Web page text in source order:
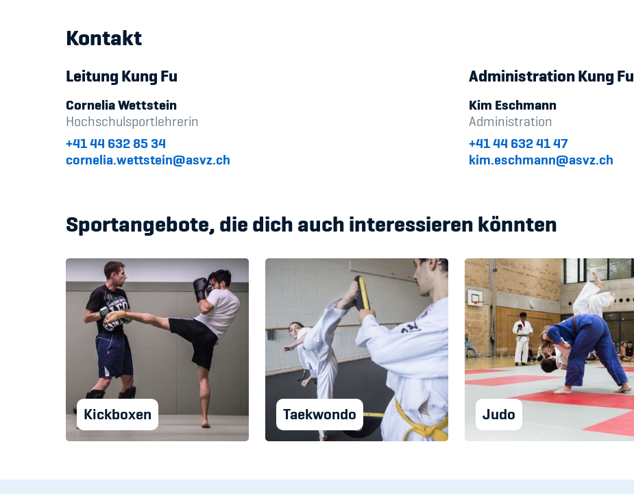
Kontakt
Leitung Kung Fu
Cornelia Wettstein
Hochschulsportlehrerin
+41 44 632 85 34
cornelia.wettstein@asvz.ch
Administration Kung Fu
Kim Eschmann
Administration
+41 44 632 41 47
kim.eschmann@asvz.ch
Sportangebote, die dich auch interessieren könnten
Kickboxen Taekwondo Judo